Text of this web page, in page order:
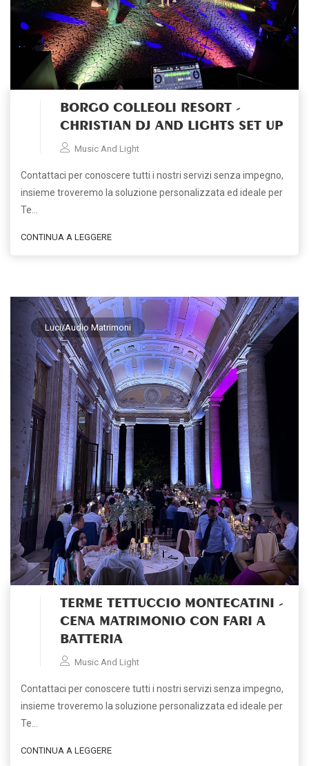
BORGO COLLEOLI RESORT -
CHRISTIAN DJ AND LIGHTS SET UP
Music And Light
Contattaci per conoscere tutti i nostri servizi senza impegno,
insieme troveremo la soluzione personalizzata ed ideale per
Te…
CONTINUA A LEGGERE
Luci/Audio Matrimoni
TERME TETTUCCIO MONTECATINI -
CENA MATRIMONIO CON FARI A
BATTERIA
Music And Light
Contattaci per conoscere tutti i nostri servizi senza impegno,
insieme troveremo la soluzione personalizzata ed ideale per
Te…
CONTINUA A LEGGERE